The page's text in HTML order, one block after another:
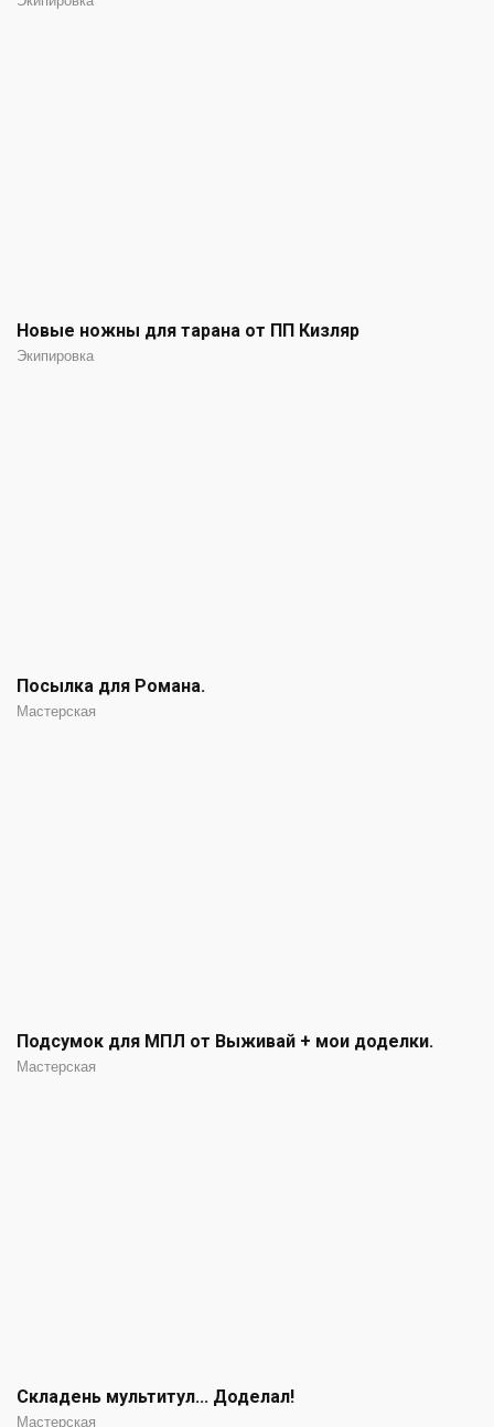
Новые ножны для тарана от ПП Кизляр
Экипировка
Посылка для Романа.
Мастерская
Подсумок для МПЛ от Выживай + мои доделки.
Мастерская
Складень мультитул... Доделал!
Мастерская